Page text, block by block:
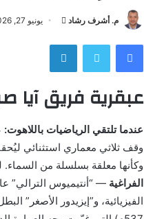
م. أشرف رشاد
أرسل
إلكترونيا
يونيو 27, 2026
فيسبوك تويتر لينكدإن
عبقرية فريق آيا
عندما تلتقي الرياضيات باللاهوت:
وكأنها معلقة بسلسلة من السماء.
الفراغية — “أنتيميوس الترالي”